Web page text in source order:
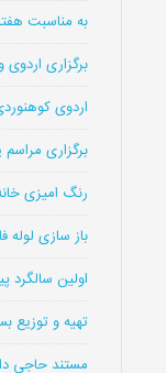
به مناسبت
برگزاری
اردوی
برگزاری
رنگ امیزی
باز سازی لوله
اولین سالگرد
تهیه و توزیع
مستند حاجی